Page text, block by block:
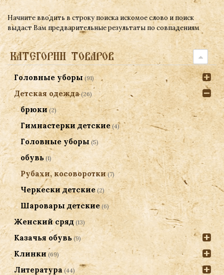
Начните вводить в строку поиска искомое слово и поиск
выдаст Вам предварительные результаты по совпадениям
КАТЕГОРИИ ТОВАРОВ
Головные уборы (91)
Детская одежда (26)
брюки (2)
Гимнастерки детские (4)
Головные уборы (5)
обувь (1)
Рубахи, косоворотки (7)
Черкески детские (2)
Шаровары детские (6)
Женский сряд (13)
Казачья обувь (9)
Клинки (69)
Литература (44)